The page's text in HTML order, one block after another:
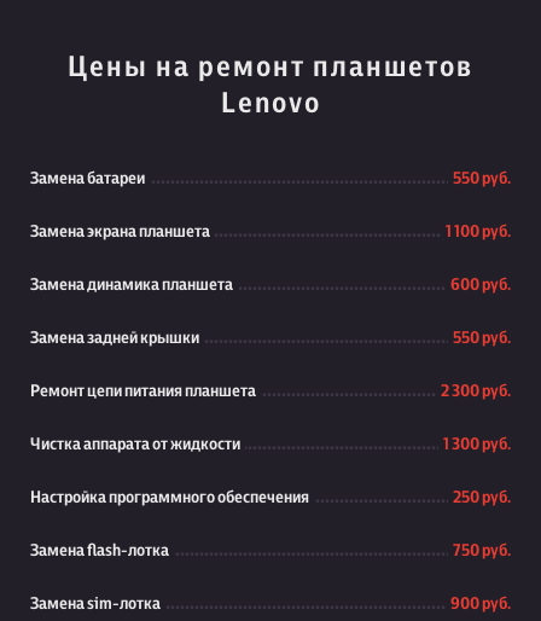
Цены на ремонт планшетов
Lenovo
Замена батареи 550 руб.
Замена экрана планшета 1 100 руб.
Замена динамика планшета 600 руб.
Замена задней крышки 550 руб.
Ремонт цепи питания планшета 2 300 руб.
Чистка аппарата от жидкости 1 300 руб.
Настройка программного обеспечения 250 руб.
Замена flash-лотка 750 руб.
Замена sim-лотка 900 руб.